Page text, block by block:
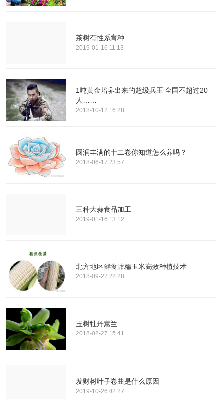
茶树有性系育种
2019-01-16 11:13
1吨黄金培养出来的超级兵王 全国不超过20
人……
2018-10-12 16:28
圆润丰满的十二卷你知道怎么养吗？
2018-06-17 23:57
三种大蒜食品加工
2019-01-16 13:12
北方地区鲜食甜糯玉米高效种植技术
2018-09-22 22:28
玉树牡丹蕙兰
2018-02-27 15:41
发财树叶子卷曲是什么原因
2019-10-26 02:27